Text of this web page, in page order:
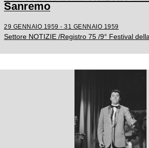
Sanremo
29 GENNAIO 1959 - 31 GENNAIO 1959
Settore NOTIZIE /Registro 75 /9° Festival